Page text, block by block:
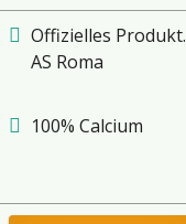
Offizielles Produkt.
AS Roma
100% Calcium